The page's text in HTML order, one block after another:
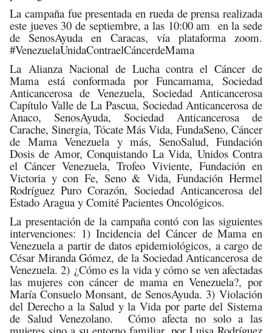
La campaña fue presentada en rueda de prensa realizada
este jueves 30 de septiembre, a las 10:00 am en la sede
de SenosAyuda en Caracas, vía plataforma zoom.
#VenezuelaUnidaContraelCáncerdeMama
La Alianza Nacional de Lucha contra el Cáncer de
Mama está conformada por Funcamama, Sociedad
Anticancerosa de Venezuela, Sociedad Anticancerosa
Capítulo Valle de La Pascua, Sociedad Anticancerosa de
Anaco, SenosAyuda, Sociedad Anticancerosa de
Carache, Sinergia, Tócate Más Vida, FundaSeno, Cáncer
de Mama Venezuela y más, SenoSalud, Fundación
Dosis de Amor, Conquistando La Vida, Unidos Contra
el Cáncer Venezuela, Trofeo Viviente, Fundación en
Victoria y con Fe, Seno & Vida, Fundación Hermel
Rodríguez Puro Corazón, Sociedad Anticancerosa del
Estado Aragua y Comité Pacientes Oncológicos.
La presentación de la campaña contó con las siguientes
intervenciones: 1) Incidencia del Cáncer de Mama en
Venezuela a partir de datos epidemiológicos, a cargo de
César Miranda Gómez, de la Sociedad Anticancerosa de
Venezuela. 2) ¿Cómo es la vida y cómo se ven afectadas
las mujeres con cáncer de mama en Venezuela?, por
María Consuelo Monsant, de SenosAyuda. 3) Violación
del Derecho a la Salud y la Vida por parte del Sistema
de Salud Venezolano. Cómo afecta no solo a las